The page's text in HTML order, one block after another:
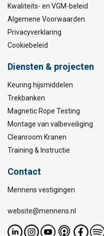
Kwaliteits- en VGM-beleid
Algemene Voorwaarden
Privacyverklaring
Cookiebeleid
Diensten & projecten
Keuring hijsmiddelen
Trekbanken
Magnetic Rope Testing
Montage van valbeveiliging
Cleanroom Kranen
Training & Instructie
Contact
Mennens vestigingen
website@mennens.nl